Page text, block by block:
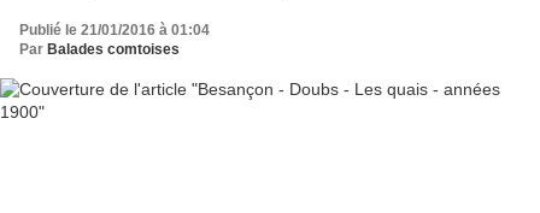
Publié le 21/01/2016 à 01:04
Par Balades comtoises